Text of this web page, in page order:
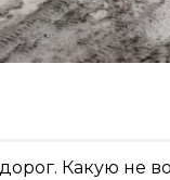
Какую не